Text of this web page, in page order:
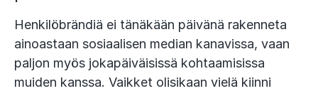
Henkilöbrändiä ei tänäkään päivänä rakenneta
ainoastaan sosiaalisen median kanavissa, vaan
paljon myös jokapäiväisissä kohtaamisissa
muiden kanssa. Vaikket olisikaan vielä kiinni